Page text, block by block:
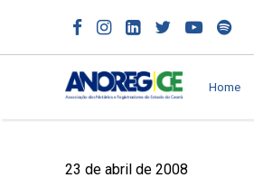
Home
23 de abril de 2008